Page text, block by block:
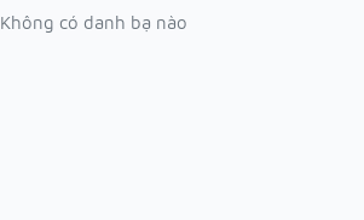
Không có danh bạ nào